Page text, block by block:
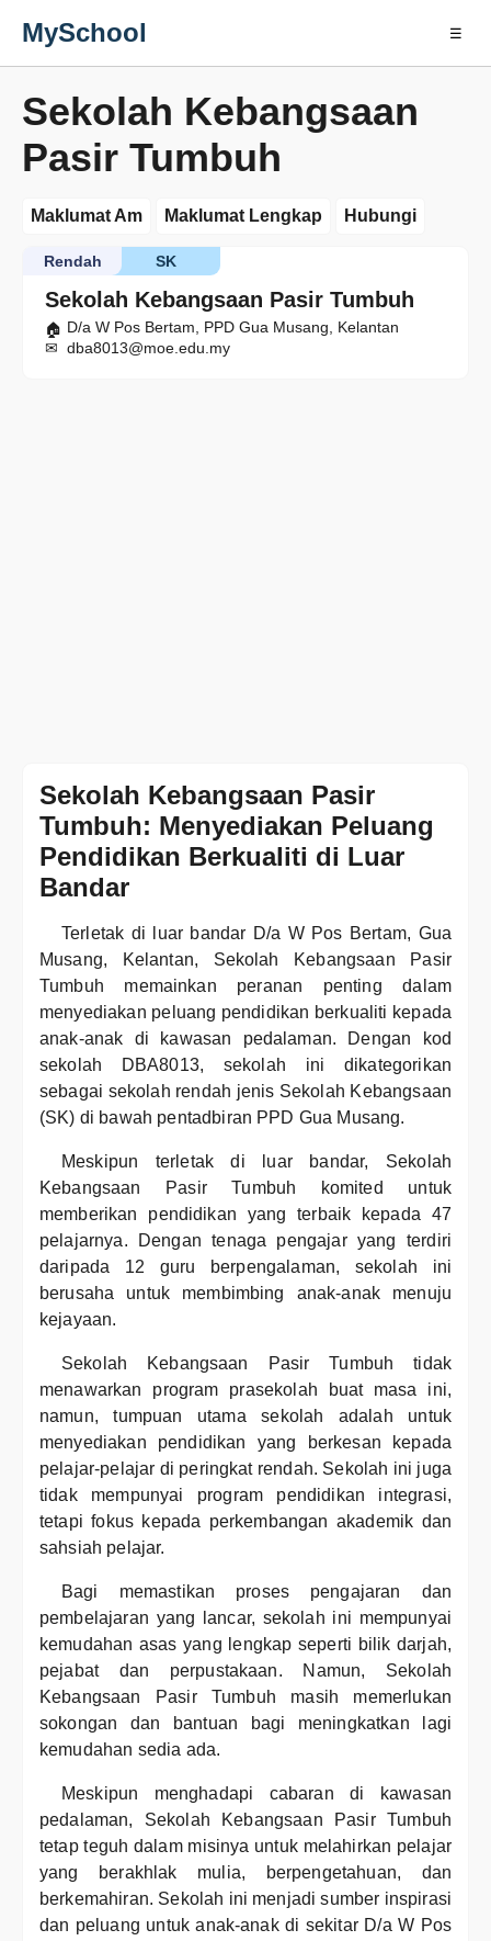
MySchool ☰
Sekolah Kebangsaan
Pasir Tumbuh
Maklumat Am Maklumat Lengkap Hubungi
Sekolah Kebangsaan Pasir Tumbuh
SK
Rendah
D/a W Pos Bertam, PPD Gua Musang, Kelantan
dba8013@moe.edu.my
Sekolah Kebangsaan Pasir
Tumbuh: Menyediakan Peluang
Pendidikan Berkualiti di Luar
Bandar
Terletak di luar bandar D/a W Pos Bertam, Gua
Musang, Kelantan, Sekolah Kebangsaan Pasir
Tumbuh memainkan peranan penting dalam
menyediakan peluang pendidikan berkualiti kepada
anak-anak di kawasan pedalaman. Dengan kod
sekolah DBA8013, sekolah ini dikategorikan
sebagai sekolah rendah jenis Sekolah Kebangsaan
(SK) di bawah pentadbiran PPD Gua Musang.
Meskipun terletak di luar bandar, Sekolah
Kebangsaan Pasir Tumbuh komited untuk
memberikan pendidikan yang terbaik kepada 47
pelajarnya. Dengan tenaga pengajar yang terdiri
daripada 12 guru berpengalaman, sekolah ini
berusaha untuk membimbing anak-anak menuju
kejayaan.
Sekolah Kebangsaan Pasir Tumbuh tidak
menawarkan program prasekolah buat masa ini,
namun, tumpuan utama sekolah adalah untuk
menyediakan pendidikan yang berkesan kepada
pelajar-pelajar di peringkat rendah. Sekolah ini juga
tidak mempunyai program pendidikan integrasi,
tetapi fokus kepada perkembangan akademik dan
sahsiah pelajar.
Bagi memastikan proses pengajaran dan
pembelajaran yang lancar, sekolah ini mempunyai
kemudahan asas yang lengkap seperti bilik darjah,
pejabat dan perpustakaan. Namun, Sekolah
Kebangsaan Pasir Tumbuh masih memerlukan
sokongan dan bantuan bagi meningkatkan lagi
kemudahan sedia ada.
Meskipun menghadapi cabaran di kawasan
pedalaman, Sekolah Kebangsaan Pasir Tumbuh
tetap teguh dalam misinya untuk melahirkan pelajar
yang berakhlak mulia, berpengetahuan, dan
berkemahiran. Sekolah ini menjadi sumber inspirasi
dan peluang untuk anak-anak di sekitar D/a W Pos